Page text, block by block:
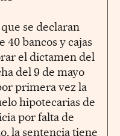
se declaran
40 bancos y cajas
el dictamen del
del 9 de mayo
primera vez la
hipotecarias de
por falta de
la sentencia tiene